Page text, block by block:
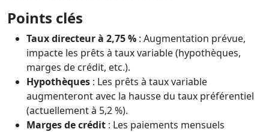
Points clés
Taux directeur à 2,75 % : Augmentation prévue,
impacte les prêts à taux variable (hypothèques,
marges de crédit, etc.).
Hypothèques : Les prêts à taux variable
augmenteront avec la hausse du taux préférentiel
(actuellement à 5,2 %).
Marges de crédit : Les paiements mensuels